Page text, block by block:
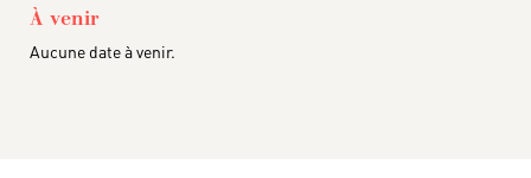
À venir
Aucune date à venir.